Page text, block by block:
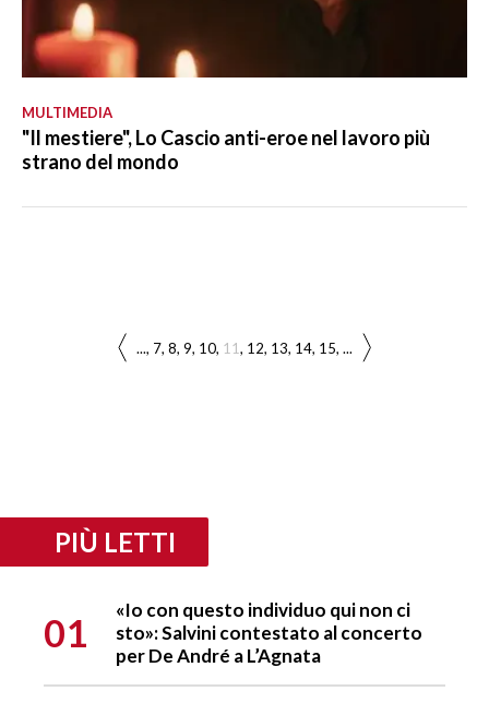
MULTIMEDIA
"Il mestiere", Lo Cascio anti-eroe nel lavoro più
strano del mondo
... 7 8 9 10 11 12 13 14 15 ...
PIÙ LETTI
01
«Io con questo individuo qui non ci
sto»: Salvini contestato al concerto
per De André a L’Agnata